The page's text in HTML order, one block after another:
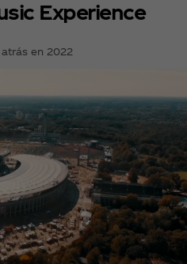
Experience
en 2022